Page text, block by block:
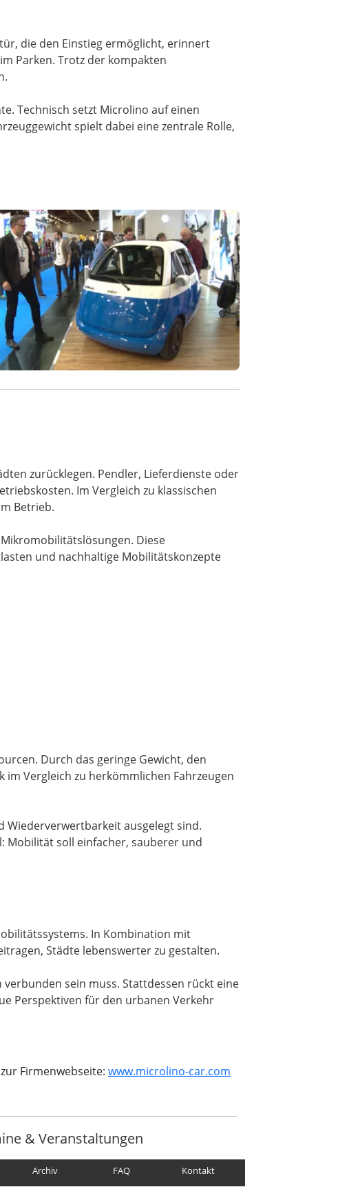
die den Einstieg ermöglicht, erinnert
Parken. Trotz der kompakten
Technisch setzt Microlino auf einen
spielt dabei eine zentrale Rolle,
zurücklegen. Pendler, Lieferdienste oder
Im Vergleich zu klassischen
Betrieb.
Diese
und nachhaltige Mobilitätskonzepte
Durch das geringe Gewicht, den
Vergleich zu herkömmlichen Fahrzeugen
Wiederverwertbarkeit ausgelegt sind.
Mobilität soll einfacher, sauberer und
In Kombination mit
Städte lebenswerter zu gestalten.
sein muss. Stattdessen rückt eine
Perspektiven für den urbanen Verkehr
Firmenwebseite:www.microlino-car.com
& Veranstaltungen
Archiv FAQ Kontakt